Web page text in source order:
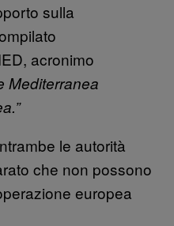
sulla
acronimo
Mediterranea
le autorità
che non possono
europea